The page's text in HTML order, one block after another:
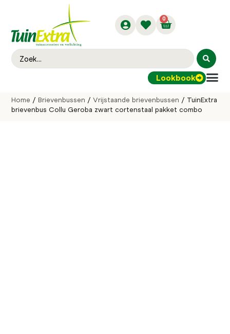
0
Lookbook
Home /Brievenbussen /Vrijstaande brievenbussen / TuinExtra
brievenbus Collu Geroba zwart cortenstaal pakket combo